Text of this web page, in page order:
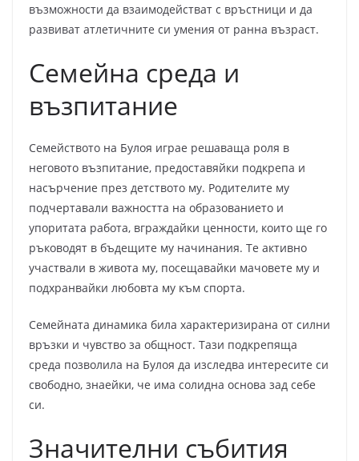
възможности да взаимодействат с връстници и да
развиват атлетичните си умения от ранна възраст.
Семейна среда и
възпитание
Семейството на Булоя играе решаваща роля в
неговото възпитание, предоставяйки подкрепа и
насърчение през детството му. Родителите му
подчертавали важността на образованието и
упоритата работа, вграждайки ценности, които ще го
ръководят в бъдещите му начинания. Те активно
участвали в живота му, посещавайки мачовете му и
подхранвайки любовта му към спорта.
Семейната динамика била характеризирана от силни
връзки и чувство за общност. Тази подкрепяща
среда позволила на Булоя да изследва интересите си
свободно, знаейки, че има солидна основа зад себе
си.
Значителни събития